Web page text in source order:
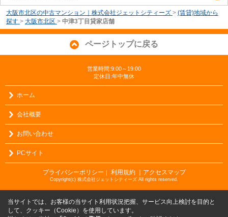
大阪市北区の中古マンション｜株式会社ジェットシティーズ > (賃貸)地域から
探す > 大阪市北区 > 中津3丁目貸家店舗
ページトップに戻る
営業時間:9:00～19:00
定休日:年中無休
ホーム
会社概要
お問い合わせ
PCサイト
プライバシーポリシー 利用規約 ｜アクセスマップ
Copyright(c) 株式会社ジェットシティーズ All rights reserved.
当サイトでは、お客様の当サイト利用状況把握、サービス向上検討を目的と
して、クッキー（Cookie）を使用しています。